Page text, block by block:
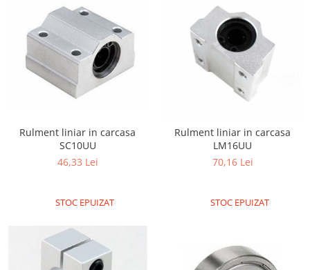
Rulment liniar in carcasa
SC10UU
46,33 Lei
STOC EPUIZAT
Rulment liniar in carcasa
LM16UU
70,16 Lei
STOC EPUIZAT